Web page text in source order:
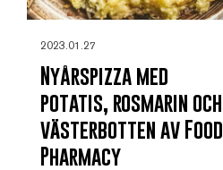
2023.01.27
Nyårspizza med
potatis, rosmarin och
västerbotten av Food
Pharmacy